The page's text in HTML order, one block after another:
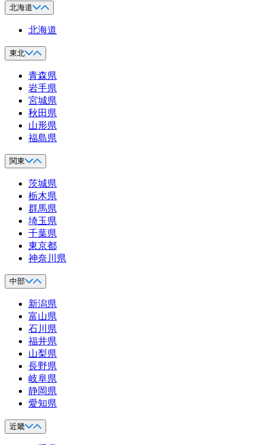
北海道
北海道
東北
青森県
岩手県
宮城県
秋田県
山形県
福島県
関東
茨城県
栃木県
群馬県
埼玉県
千葉県
東京都
神奈川県
中部
新潟県
富山県
石川県
福井県
山梨県
長野県
岐阜県
静岡県
愛知県
近畿